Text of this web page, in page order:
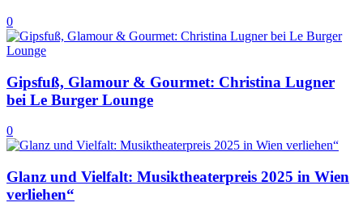
0
Gipsfuß, Glamour & Gourmet: Christina Lugner
bei Le Burger Lounge
0
Glanz und Vielfalt: Musiktheaterpreis 2025 in Wien
verliehen“